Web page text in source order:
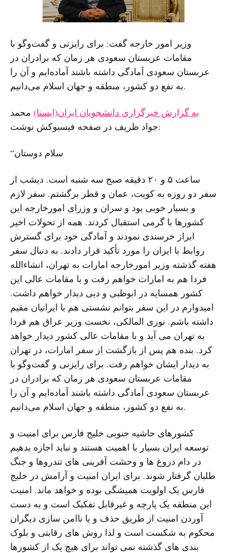
وزیر امور خارجه گفت: برای رایزنی و گفت‌وگو با
مقامات عربستان سعودی هر زمان که برادران در
عربستان سعودی آمادگی داشته باشند آماده‌ایم و آن را
به نفع دو کشور، منطقه و جهان اسلام می‌دانیم.
به گزارش خبرگزاری دانشجویان ایران(ایسنا) محمد
جواد ظریف در صفحه فیسبوکش نوشت:
“سلام دوستان
ساعت ۵ و ۲۰ دقیقه صبح سه شنبه است. دیشب از
سفر دو روزه به کویت، عمان و قطر برگشتم. سفر لازم
و بسیار خوبی بود و سران و وزرای امورخارجه این
کشورها با گرمی استقبال کردند. همه از تحولات اخیر
ابراز خرسندی نمودند و آمادگی خود برای گسترش
روابط با ایران را مورد تأکید قرار دادند. به دنبال سفر
هفته گذشته وزیر امورخارجه امارات به تهران، انشاءالله
فردا هم به امارات خواهم رفت و با مقامات عالی این
کشور همسایه در ابوظبی و دبی دیدار خواهم داشت.
امیدوارم در این سفر بتوانم نشستی هم با ایرانیان مقیم
داشته باشم. نوری المالکی، نخست وزیر عراق هم فردا
به تهران می آید و با مقامات عالی کشور دیدار خواهد
کرد. بنده هم پس از بازگشت از سفر امارات، در تهران
به دیدار ایشان خواهم رفت. برای رایزنی و گفت‌وگو با
مقامات عربستان سعودی هر زمان که برادران در
عربستان سعودی آمادگی داشته باشند آماده‌ایم و آن را
به نفع دو کشور، منطقه و جهان اسلام می‌دانیم.
کشورهای حاشیه جنوبی خلیج فارس برای امنیت و
توسعه ایران بسیار با اهمیت هستند و نباید اجازه بدهیم
در دام دروغ ها و وحشت آفرینی های تندروها و جنگ
طلبان گرفتار شوند. برای ایران امنیت و آرامش در خلیج
فارس یک اولویت همیشگی بوده و خواهد ماند. امنیت
این منطقه یک پارچه و غیرقابل تفکیک است و به دست
آوردن امنیت از طریق حذف و یا ناامن سازی دیگران
محکوم به شکست است و لذا روش های رقابتی و بلوک
بندی های گذشته نمی تواند برای هیچ یک از کشورها